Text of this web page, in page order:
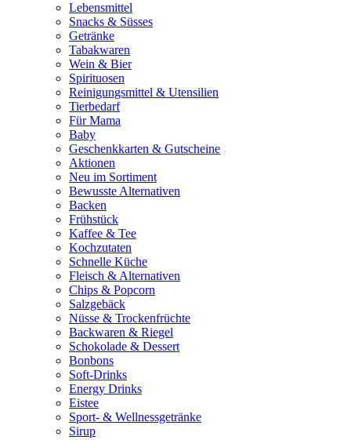
Lebensmittel
Snacks & Süsses
Getränke
Tabakwaren
Wein & Bier
Spirituosen
Reinigungsmittel & Utensilien
Tierbedarf
Für Mama
Baby
Geschenkkarten & Gutscheine
Aktionen
Neu im Sortiment
Bewusste Alternativen
Backen
Frühstück
Kaffee & Tee
Kochzutaten
Schnelle Küche
Fleisch & Alternativen
Chips & Popcorn
Salzgebäck
Nüsse & Trockenfrüchte
Backwaren & Riegel
Schokolade & Dessert
Bonbons
Soft-Drinks
Energy Drinks
Eistee
Sport- & Wellnessgetränke
Sirup